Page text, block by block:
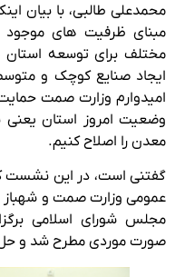
محمدعلی طالبی، با بیان
مبنای ظرفیت های
مختلف برای توسعه استان
ایجاد صنایع کوچک و
امیدوارم وزارت صمت
وضعیت امروز استان
معدن را اصلاح کنیم.
گفتنی است، در این نشست
عمومی وزارت صمت و شهباز
مجلس شورای اسلامی
صورت موردی مطرح شد و حل